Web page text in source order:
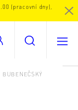
(pracovní dny),
BUBENEČSKÝ